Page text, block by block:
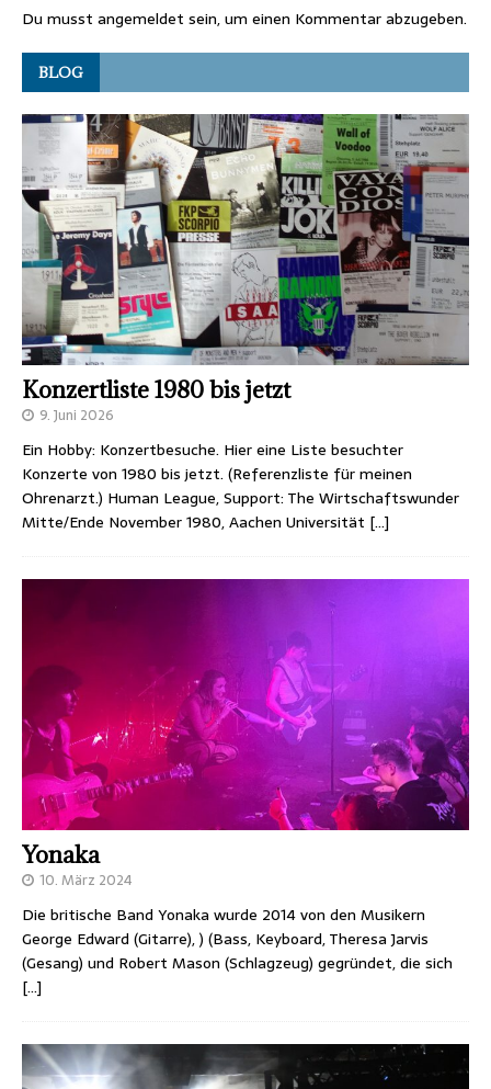
Du musst angemeldet sein, um einen Kommentar abzugeben.
BLOG
Konzertliste 1980 bis jetzt
9. Juni 2026
Ein Hobby: Konzertbesuche. Hier eine Liste besuchter
Konzerte von 1980 bis jetzt. (Referenzliste für meinen
Ohrenarzt.) Human League, Support: The Wirtschaftswunder
Mitte/Ende November 1980, Aachen Universität […]
Yonaka
10. März 2024
Die britische Band Yonaka wurde 2014 von den Musikern
George Edward (Gitarre), ) (Bass, Keyboard, Theresa Jarvis
(Gesang) und Robert Mason (Schlagzeug) gegründet, die sich
[…]